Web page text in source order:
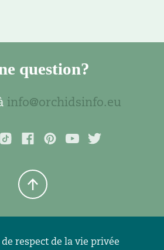
question?
info@orchidsinfo.eu
respect de la vie privée